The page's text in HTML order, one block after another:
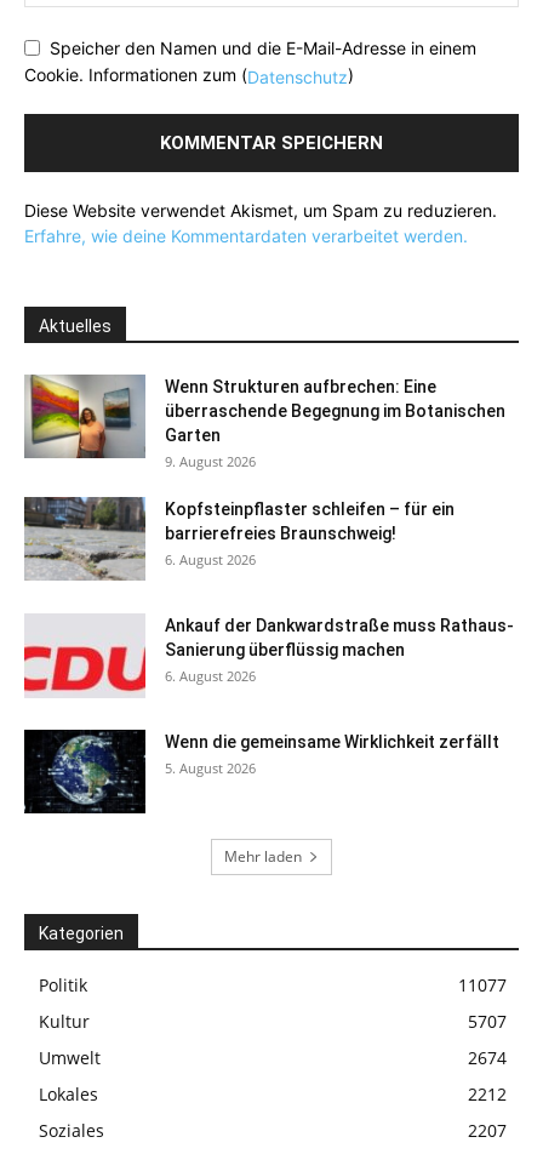
Speicher den Namen und die E-Mail-Adresse in einem
Cookie. Informationen zum (Datenschutz)
Diese Website verwendet Akismet, um Spam zu reduzieren.
Erfahre, wie deine Kommentardaten verarbeitet werden.
Aktuelles
Wenn Strukturen aufbrechen: Eine
überraschende Begegnung im Botanischen
Garten
9. August 2026
Kopfsteinpflaster schleifen – für ein
barrierefreies Braunschweig!
6. August 2026
Ankauf der Dankwardstraße muss Rathaus-
Sanierung überflüssig machen
6. August 2026
Wenn die gemeinsame Wirklichkeit zerfällt
5. August 2026
Mehr laden
Kategorien
Politik
11077
Kultur
5707
Umwelt
2674
Lokales
2212
Soziales
2207